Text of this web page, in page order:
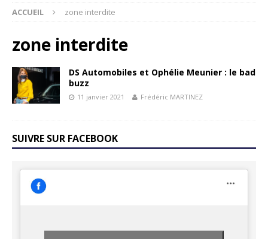
ACCUEIL zone interdite
zone interdite
DS Automobiles et Ophélie Meunier : le bad
buzz
11 janvier 2021 Frédéric MARTINEZ
SUIVRE SUR FACEBOOK